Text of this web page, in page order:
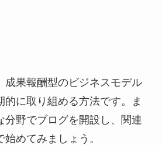
成果報酬型のビジネスモデル
的に取り組める方法です。ま
分野でブログを開設し、関連
めてみましょう。